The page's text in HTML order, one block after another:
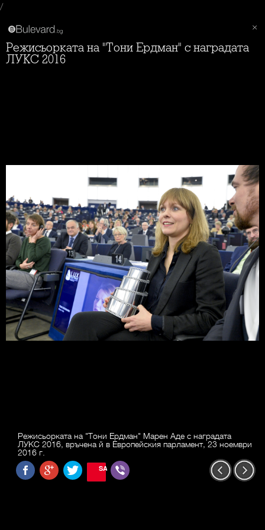
/
Режисьорката на "Тони Ердман" с наградата
ЛУКС 2016
Режисьорката на "Тони Ердман" Марен Аде с наградата
ЛУКС 2016, връчена й в Европейския парламент, 23 ноември
2016 г.
SAVE